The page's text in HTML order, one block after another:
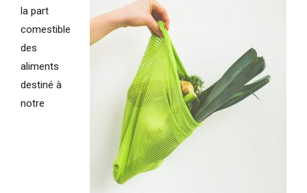
la part
comestible
des
aliments
destiné à
notre